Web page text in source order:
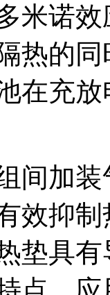
米诺
热的
在充
加装
效抑
垫具